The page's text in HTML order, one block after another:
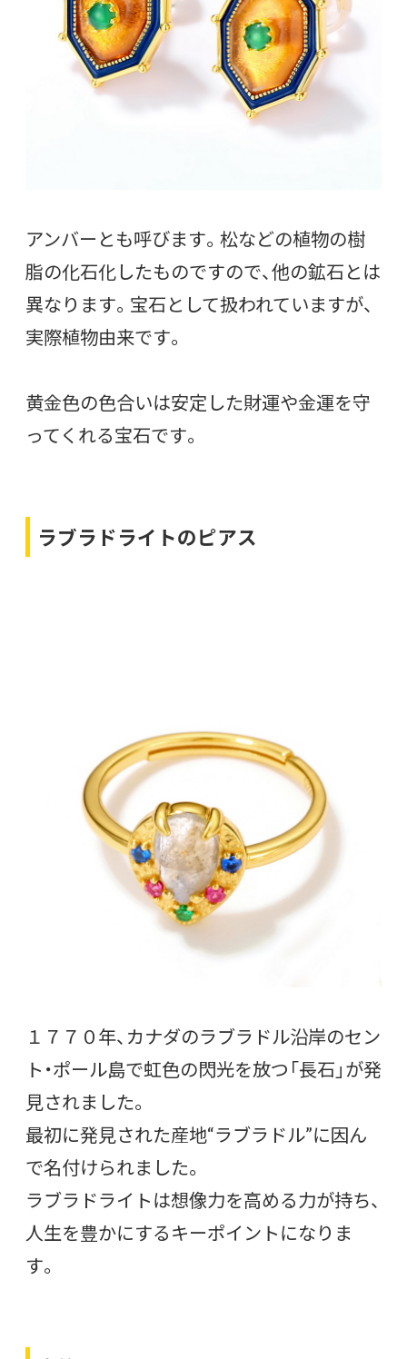
アンバーとも呼びます。松などの植物の樹
脂の化石化したものですので、他の鉱石とは
異なります。宝石として扱われていますが、
実際植物由来です。
黄金色の色合いは安定した財運や金運を守
ってくれる宝石です。
ラブラドライトのピアス
１７７０年、カナダのラブラドル沿岸のセン
ト・ポール島で虹色の閃光を放つ「長石」が発
見されました。
最初に発見された産地“ラブラドル”に因ん
で名付けられました。
ラブラドライトは想像力を高める力が持ち、
人生を豊かにするキーポイントになりま
す。